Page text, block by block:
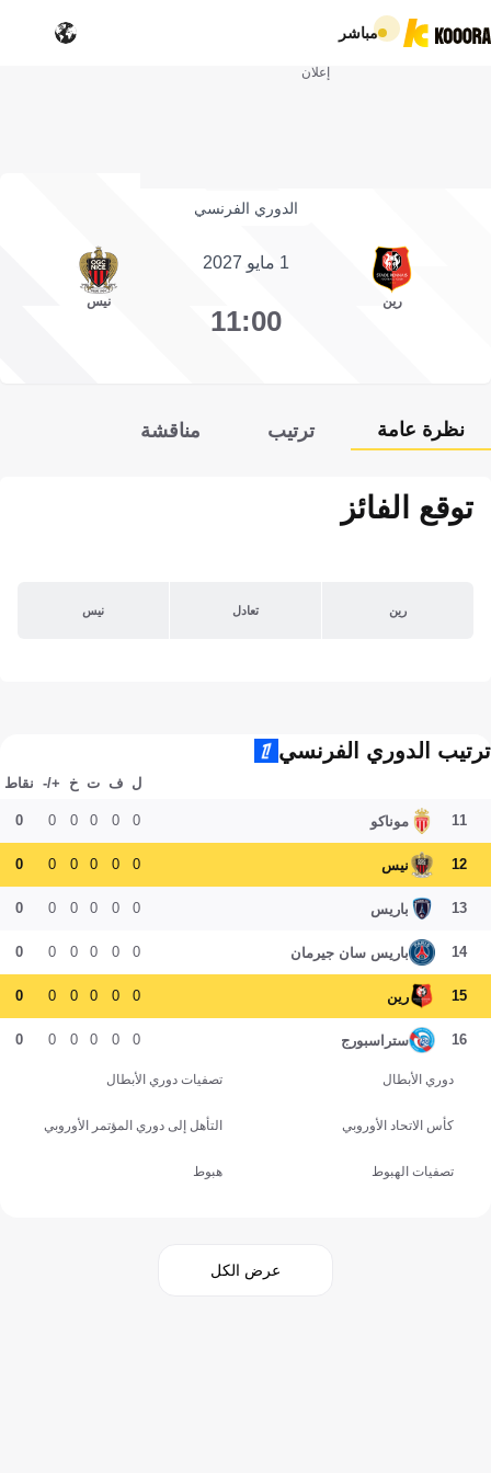
مباشر
إعلان
الدوري الفرنسي
رين
1 مايو 2027
11:00
نيس
نظرة عامة ترتيب مناقشة
توقع الفائز
رين تعادل نيس
ترتيب الدوري الفرنسي
ل ف ت خ +/- نقاط
11 موناكو 0
0
0
0
0
0
12 نيس 0
0
0
0
0
0
13 باريس 0
0
0
0
0
0
14 باريس سان جيرمان 0
0
0
0
0
0
15 رين 0
0
0
0
0
0
16 ستراسبورج 0
0
0
0
0
0
دوري الأبطال تصفيات دوري الأبطال
كأس الاتحاد الأوروبي التأهل إلى دوري المؤتمر الأوروبي
تصفيات الهبوط هبوط
عرض الكل